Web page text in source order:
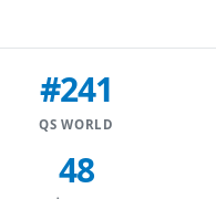
#241
QS WORLD
48